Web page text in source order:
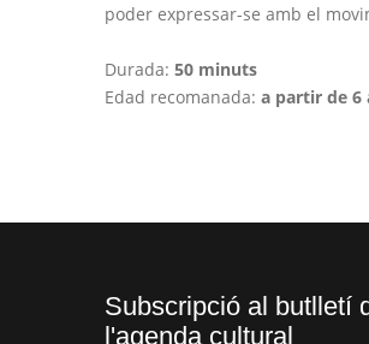
poder expressar-se amb el
Durada: 50 minuts
Edad recomanada: a partir de 6
Subscripció al butlletí
l'agenda cultural